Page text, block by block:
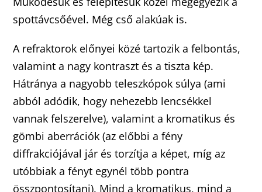
spottávcsőével. Még cső alakúak is.
A refraktorok előnyei közé tartozik a felbontás,
valamint a nagy kontraszt és a tiszta kép.
Hátránya a nagyobb teleszkópok súlya (ami
abból adódik, hogy nehezebb lencsékkel
vannak felszerelve), valamint a kromatikus és
gömbi aberrációk (az előbbi a fény
diffrakciójával jár és torzítja a képet, míg az
utóbbiak a fényt egynél több pontra
összpontosítani). Mind a kromatikus, mind a